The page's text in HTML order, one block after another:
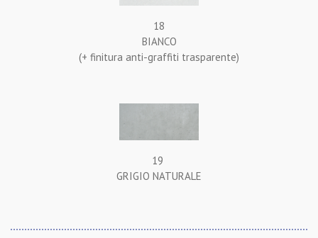
18
BIANCO
(+ finitura anti-graffiti trasparente)
19
GRIGIO NATURALE